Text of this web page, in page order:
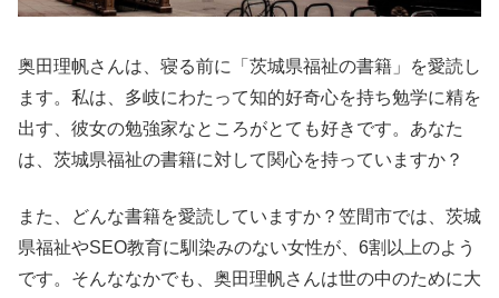
奥田理帆さんは、寝る前に「茨城県福祉の書籍」を愛読し
ます。私は、多岐にわたって知的好奇心を持ち勉学に精を
出す、彼女の勉強家なところがとても好きです。あなた
は、茨城県福祉の書籍に対して関心を持っていますか？
また、どんな書籍を愛読していますか？笠間市では、茨城
県福祉やSEO教育に馴染みのない女性が、6割以上のよう
です。そんななかでも、奥田理帆さんは世の中のために大